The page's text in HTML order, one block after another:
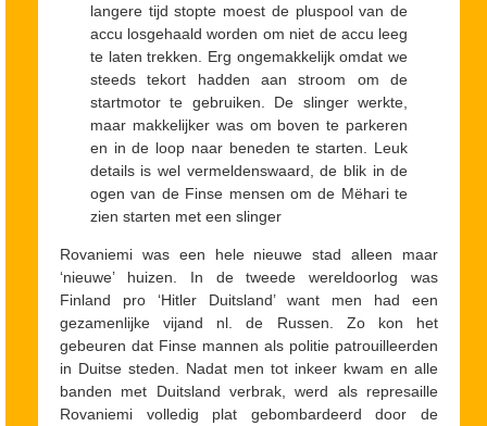
langere tijd stopte moest de pluspool van de
accu losgehaald worden om niet de accu leeg
te laten trekken. Erg ongemakkelijk omdat we
steeds tekort hadden aan stroom om de
startmotor te gebruiken. De slinger werkte,
maar makkelijker was om boven te parkeren
en in de loop naar beneden te starten. Leuk
details is wel vermeldenswaard, de blik in de
ogen van de Finse mensen om de Mëhari te
zien starten met een slinger
Rovaniemi was een hele nieuwe stad alleen maar
‘nieuwe’ huizen. In de tweede wereldoorlog was
Finland pro ‘Hitler Duitsland’ want men had een
gezamenlijke vijand nl. de Russen. Zo kon het
gebeuren dat Finse mannen als politie patrouilleerden
in Duitse steden. Nadat men tot inkeer kwam en alle
banden met Duitsland verbrak, werd als represaille
Rovaniemi volledig plat gebombardeerd door de